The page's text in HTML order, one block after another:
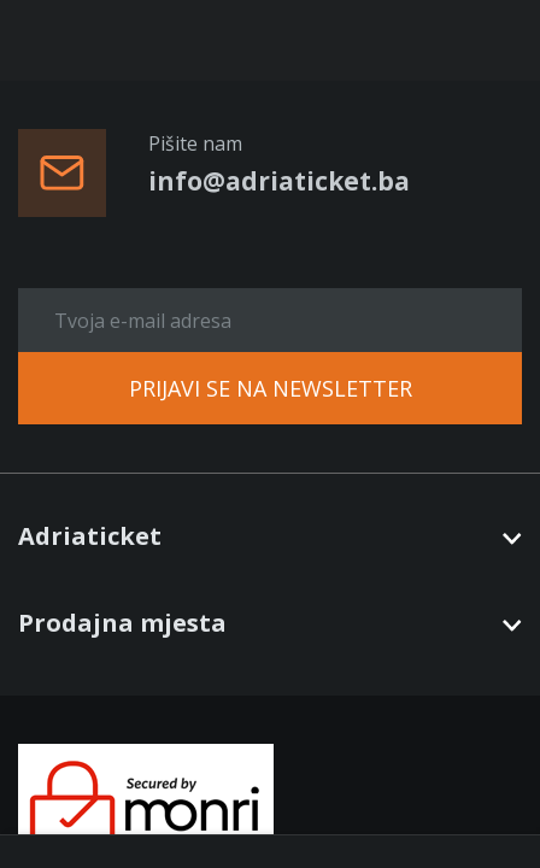
Pišite nam
info@adriaticket.ba
PRIJAVI SE NA NEWSLETTER
Adriaticket
Prodajna mjesta